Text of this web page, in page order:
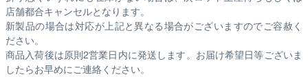
店舗都合キャンセルとなります。
新製品の場合は対応が上記と異なる場合がございますのでご容赦く
ださい。
商品入荷後は原則2営業日内に発送します。お届け希望日等ございま
したらお早めにご連絡ください。